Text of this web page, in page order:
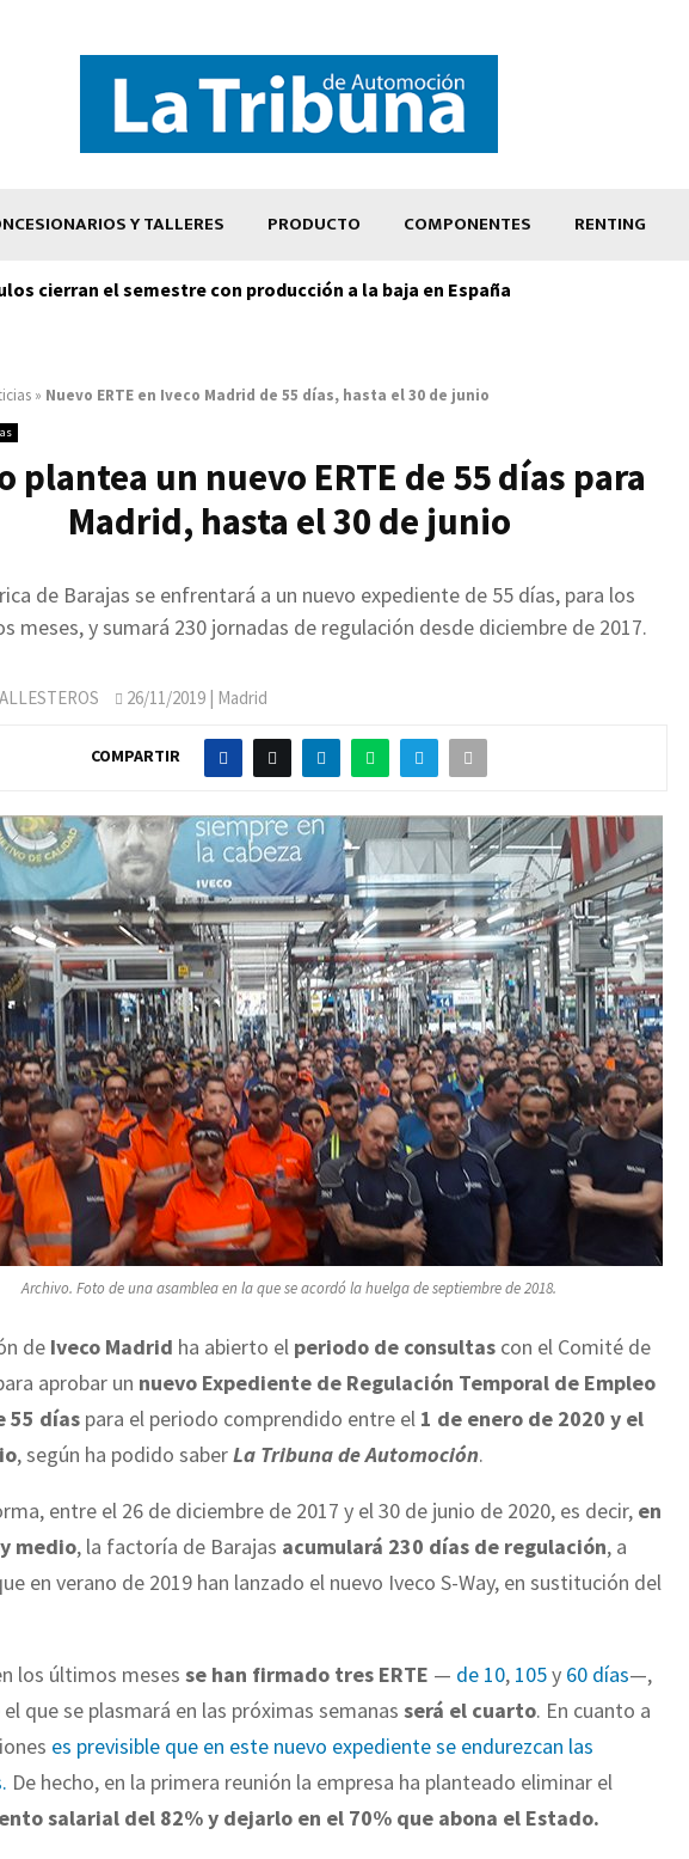
Y TALLERES PRODUCTO COMPONENTES RENTING
cierran el semestre con producción a la baja en España
» Nuevo ERTE en Iveco Madrid de 55 días, hasta el 30 de junio
plantea un nuevo ERTE de 55 días para
Madrid, hasta el 30 de junio
de Barajas se enfrentará a un nuevo expediente de 55 días, para los
meses, y sumará 230 jornadas de regulación desde diciembre de 2017.
26/11/2019 | Madrid
COMPARTIR
Archivo. Foto de una asamblea en la que se acordó la huelga de septiembre de 2018.
de Iveco Madrid ha abierto el periodo de consultas con el Comité de
aprobar un nuevo Expediente de Regulación Temporal de Empleo
55 días para el periodo comprendido entre el 1 de enero de 2020 y el
, según ha podido saberLa Tribuna de Automoción.
entre el 26 de diciembre de 2017 y el 30 de junio de 2020, es decir, en
medio, la factoría de Barajas acumulará 230 días de regulación, a
en verano de 2019 han lanzado el nuevo Iveco S-Way, en sustitución del
los últimos meses se han firmado tres ERTE — de 10, 105y 60 días—,
que se plasmará en las próximas semanas será el cuarto. En cuanto a
es previsible que en este nuevo expediente se endurezcan las
De hecho, en la primera reunión la empresa ha planteado eliminar el
salarial del 82% y dejarlo en el 70% que abona el Estado.